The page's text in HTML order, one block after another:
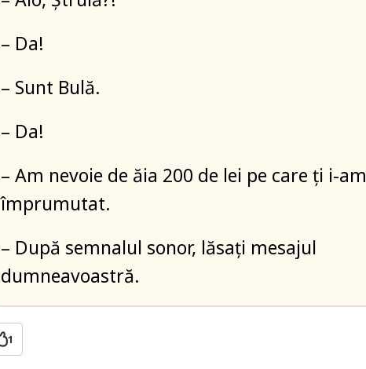
– Da!
– Sunt Bulă.
– Da!
– Am nevoie de ăia 200 de lei pe care ți i-am
împrumutat.
– După semnalul sonor, lăsați mesajul
dumneavoastră.
1